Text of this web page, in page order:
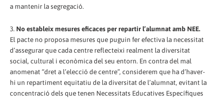
a mantenir la segregació.
3. No estableix mesures eficaces per repartir l’alumnat amb NEE.
El pacte no proposa mesures que puguin fer efectiva la necessitat
d’assegurar que cada centre reflecteixi realment la diversitat
social, cultural i econòmica del seu entorn. En contra del mal
anomenat “dret a l’elecció de centre”, considerem que ha d’haver-
hi un repartiment equitatiu de la diversitat de l’alumnat, evitant la
concentració dels que tenen Necessitats Educatives Específiques